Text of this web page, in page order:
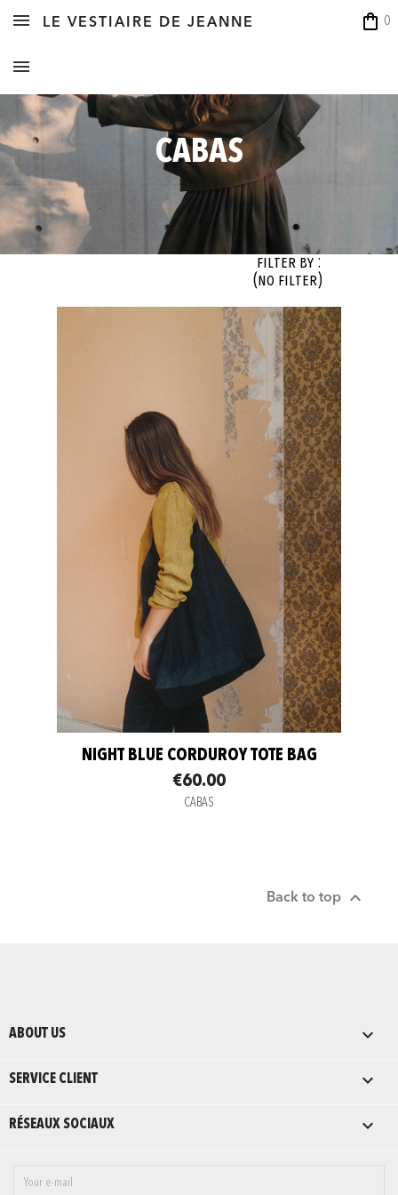
shopping_bag 0
LE VESTIAIRE DE JEANNE
CABAS
Filter By :
(no filter)
NIGHT BLUE CORDUROY TOTE BAG
€60.00
CABAS
Back to top 
ABOUT US 
SERVICE CLIENT 
RÉSEAUX SOCIAUX 